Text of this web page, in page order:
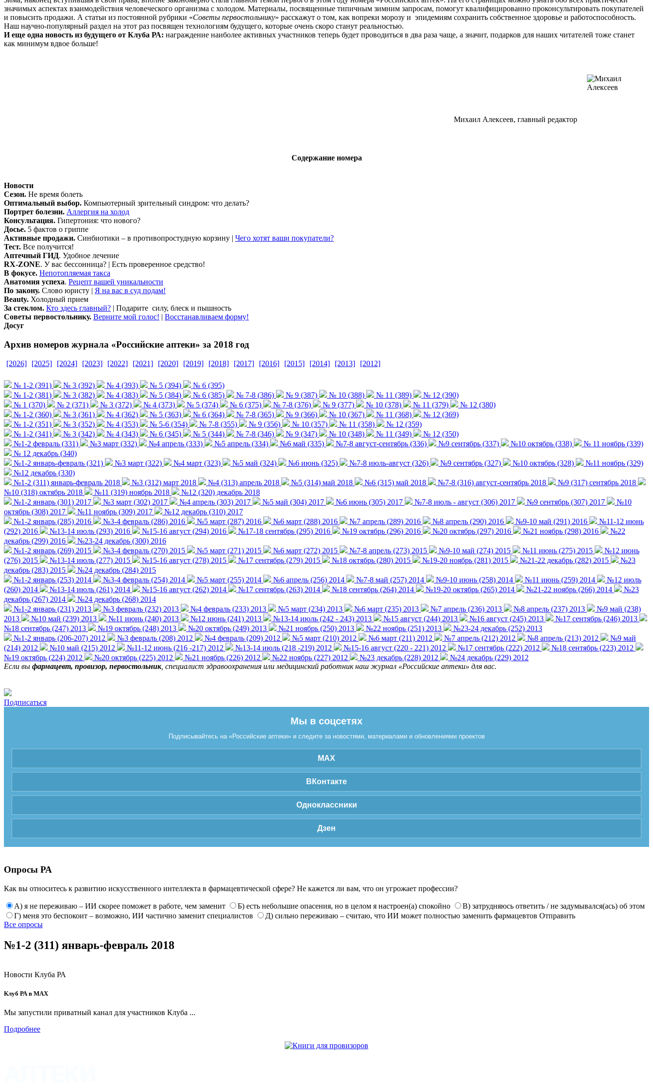
значимых аспектах взаимодействия человеческого организма с холодом. Материалы, посвященные типичным зимним запросам, помогут квалифицированно проконсультировать покупателей
и повысить продажи. А статьи из постоянной рубрики «Советы первостольнику» расскажут о том, как вопреки морозу и эпидемиям сохранить собственное здоровье и работоспособность.
Наш научно-популярный раздел на этот раз посвящен технологиям будущего, которые очень скоро станут реальностью.
И еще одна новость из будущего от Клуба РА: награждение наиболее активных участников теперь будет проводиться в два раза чаще, а значит, подарков для наших читателей тоже станет
как минимум вдвое больше!
Михаил Алексеев, главный редактор
Содержание номера
Новости
Сезон. Не время болеть
Оптимальный выбор. Компьютерный зрительный синдром: что делать?
Портрет болезни. Аллергия на холод
Консультация. Гипертония: что нового?
Досье. 5 фактов о гриппе
Активные продажи. Синбиотики – в противопростудную корзину | Чего хотят ваши покупатели?
Тест. Все получится!
Аптечный ГИД. Удобное лечение
RX-ZONE. У вас бессонница? | Есть проверенное средство!
В фокусе. Непотопляемая такса
Анатомия успеха. Рецепт вашей уникальности
По закону. Слово юристу | Я на вас в суд подам!
Beauty. Холодный прием
За стеклом. Кто здесь главный? | Подарите силу, блеск и пышность
Советы первостольнику. Верните мой голос! | Восстанавливаем форму!
Досуг
Архив номеров журнала «Российские аптеки» за 2018 год
[2026] [2025] [2024] [2023] [2022] [2021] [2020] [2019] [2018] [2017] [2016] [2015] [2014] [2013] [2012]
№ 1-2 (391) № 3 (392) № 4 (393) № 5 (394)
№ 6 (395)
№ 1-2 (381)
№ 3 (382) № 4 (383) № 5 (384) № 6 (385) № 7-8 (386) № 9 (387) № 10 (388) № 11 (389)
№ 12 (390)
№ 1 (370)
№ 2 (371) № 3 (372) № 4 (373) № 5 (374) № 6 (375) № 7-8 (376) № 9 (377) № 10 (378) № 11 (379)
№ 12 (380)
№ 1-2 (360)
№ 3 (361) № 4 (362) № 5 (363) № 6 (364) № 7-8 (365) № 9 (366) № 10 (367) № 11 (368)
№ 12 (369)
№ 1-2 (351)
№ 3 (352) № 4 (353) № 5-6 (354) № 7-8 (355) № 9 (356) № 10 (357) № 11 (358)
№ 12 (359)
№ 1-2 (341)
№ 3 (342) № 4 (343) № 6 (345) № 5 (344) № 7-8 (346) № 9 (347) № 10 (348) № 11 (349)
№ 12 (350)
№1-2 февраль (331)
№3 март (332) №4 апрель (333) №5 апрель (334) №6 май (335) №7-8 август-сентябрь (336) №9 сентябрь (337) №10 октябрь (338)
№ 11 ноябрь (339)
№ 12 декабрь (340)
№1-2 январь-февраль (321)
№3 март (322) №4 март (323) №5 май (324) №6 июнь (325) №7-8 июль-август (326) №9 сентябрь (327) №10 октябрь (328)
№11 ноябрь (329)
№12 декабрь (330)
№1-2 (311) январь-февраль 2018
№3 (312) март 2018 №4 (313) апрель 2018 №5 (314) май 2018 №6 (315) май 2018 №7-8 (316) август-сентябрь 2018
№9 (317) сентябрь 2018
№10 (318) октябрь 2018
№11 (319) ноябрь 2018
№12 (320) декабрь 2018
№1-2 январь (301) 2017
№3 март (302) 2017 №4 апрель (303) 2017 №5 май (304) 2017 №6 июнь (305) 2017 №7-8 июль - август (306) 2017 №9 сентябрь (307) 2017
№10
октябрь (308) 2017
№11 ноябрь (309) 2017
№12 декабрь (310) 2017
№1-2 январь (285) 2016
№3-4 февраль (286) 2016 №5 март (287) 2016 №6 март (288) 2016 №7 апрель (289) 2016 №8 апрель (290) 2016 №9-10 май (291) 2016
№11-12 июнь
(292) 2016
№13-14 июль (293) 2016 №15-16 август (294) 2016 №17-18 сентябрь (295) 2016 №19 октябрь (296) 2016 №20 октябрь (297) 2016 №21 ноябрь (298) 2016
№22
декабрь (299) 2016
№23-24 декабрь (300) 2016
№1-2 январь (269) 2015
№3-4 февраль (270) 2015 №5 март (271) 2015 №6 март (272) 2015 №7-8 апрель (273) 2015 №9-10 май (274) 2015 №11 июнь (275) 2015
№12 июнь
(276) 2015
№13-14 июль (277) 2015 №15-16 август (278) 2015 №17 сентябрь (279) 2015 №18 октябрь (280) 2015 №19-20 ноябрь (281) 2015 №21-22 декабрь (282) 2015
№23
декабрь (283) 2015
№24 декабрь (284) 2015
№1-2 январь (253) 2014
№3-4 февраль (254) 2014 №5 март (255) 2014 №6 апрель (256) 2014 №7-8 май (257) 2014 №9-10 июнь (258) 2014 №11 июнь (259) 2014
№12 июль
(260) 2014
№13-14 июль (261) 2014 №15-16 август (262) 2014 №17 сентябрь (263) 2014 №18 сентябрь (264) 2014 №19-20 октябрь (265) 2014 №21-22 ноябрь (266) 2014
№23
декабрь (267) 2014
№24 декабрь (268) 2014
№1-2 январь (231) 2013
№3 февраль (232) 2013 №4 февраль (233) 2013 №5 март (234) 2013 №6 март (235) 2013 №7 апрель (236) 2013 №8 апрель (237) 2013
№9 май (238)
2013
№10 май (239) 2013 №11 июнь (240) 2013 №12 июнь (241) 2013 №13-14 июль (242 - 243) 2013 №15 август (244) 2013 №16 август (245) 2013
№17 сентябрь (246) 2013
№18 сентябрь (247) 2013
№19 октябрь (248) 2013 №20 октябрь (249) 2013 №21 ноябрь (250) 2013 №22 ноябрь (251) 2013
№23-24 декабрь (252) 2013
№1-2 январь (206-207) 2012
№3 февраль (208) 2012 №4 февраль (209) 2012 №5 март (210) 2012 №6 март (211) 2012 №7 апрель (212) 2012 №8 апрель (213) 2012
№9 май
(214) 2012
№10 май (215) 2012 №11-12 июнь (216 -217) 2012 №13-14 июль (218 -219) 2012 №15-16 август (220 - 221) 2012 №17 сентябрь (222) 2012
№18 сентябрь (223) 2012
№19 октябрь (224) 2012
№20 октябрь (225) 2012 №21 ноябрь (226) 2012 №22 ноябрь (227) 2012 №23 декабрь (228) 2012
№24 декабрь (229) 2012
Если вы фармацевт, провизор, первостольник, специалист здравоохранения или медицинский работник наш журнал «Российские аптеки» для вас.
Подписаться
Мы в соцсетях
Подписывайтесь на «Российские аптеки» и следите за новостями, материалами и обновлениями проектов
MAX
ВКонтакте
Одноклассники
Дзен
Опросы РА
Как вы относитесь к развитию искусственного интеллекта в фармацевтической сфере? Не кажется ли вам, что он угрожает профессии?
А) я не переживаю – ИИ скорее поможет в работе, чем заменит Б) есть небольшие опасения, но в целом я настроен(а) спокойно
В) затрудняюсь ответить / не задумывался(ась) об этом
Г) меня это беспокоит – возможно, ИИ частично заменит специалистов
Д) сильно переживаю – считаю, что ИИ может полностью заменить фармацевтов Отправить
Все опросы
№1-2 (311) январь-февраль 2018
Новости Клуба РА
Клуб РА в MAX
Мы запустили приватный канал для участников Клуба ...
Подробнее